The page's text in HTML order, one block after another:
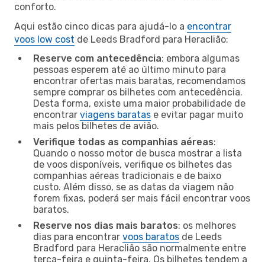
conforto.
Aqui estão cinco dicas para ajudá-lo a encontrar
voos low cost de Leeds Bradford para Heraclião:
Reserve com antecedência: embora algumas
pessoas esperem até ao último minuto para
encontrar ofertas mais baratas, recomendamos
sempre comprar os bilhetes com antecedência.
Desta forma, existe uma maior probabilidade de
encontrar viagens baratas e evitar pagar muito
mais pelos bilhetes de avião.
Verifique todas as companhias aéreas:
Quando o nosso motor de busca mostrar a lista
de voos disponíveis, verifique os bilhetes das
companhias aéreas tradicionais e de baixo
custo. Além disso, se as datas da viagem não
forem fixas, poderá ser mais fácil encontrar voos
baratos.
Reserve nos dias mais baratos: os melhores
dias para encontrar voos baratos de Leeds
Bradford para Heraclião são normalmente entre
terça-feira e quinta-feira. Os bilhetes tendem a